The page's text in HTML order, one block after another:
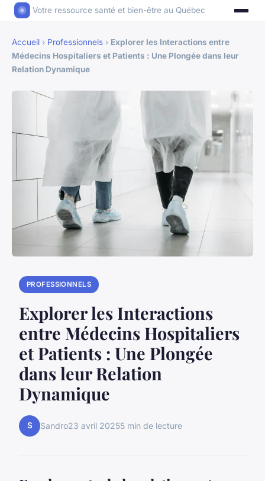
Votre ressource santé et bien-être au Québec
Accueil › Professionnels › Explorer les Interactions entre
Médecins Hospitaliers et Patients : Une Plongée dans leur
Relation Dynamique
PROFESSIONNELS
Explorer les Interactions
entre Médecins Hospitaliers
et Patients : Une Plongée
dans leur Relation
Dynamique
S Sandro23 avril 20255 min de lecture